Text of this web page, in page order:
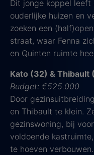
Dit jonge koppel leeft
ouderlijke huizen en
zoeken een
straat, waar Fenna
en Quinten ruimte
Kato (32) & Thibault
Budget: €525.000
Door
en Thibault te klein.
gezinswoning, bij
voldoende
te hoeven verbouwen.